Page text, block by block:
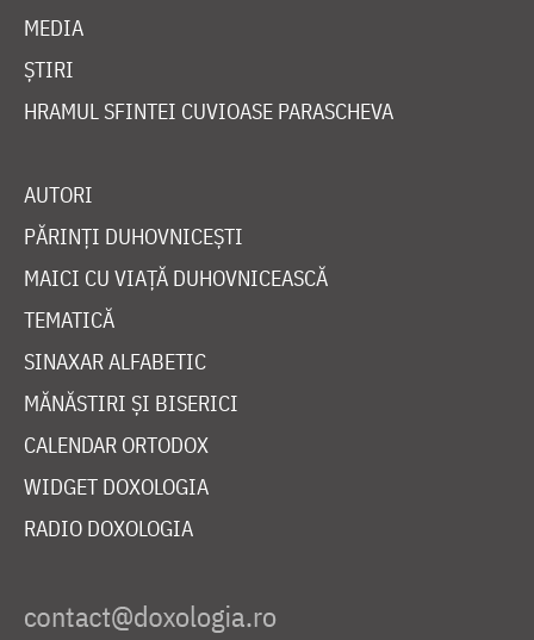
MEDIA
ȘTIRI
HRAMUL SFINTEI CUVIOASE PARASCHEVA
AUTORI
PĂRINȚI DUHOVNICEȘTI
MAICI CU VIAȚĂ DUHOVNICEASCĂ
TEMATICĂ
SINAXAR ALFABETIC
MĂNĂSTIRI ȘI BISERICI
CALENDAR ORTODOX
WIDGET DOXOLOGIA
RADIO DOXOLOGIA